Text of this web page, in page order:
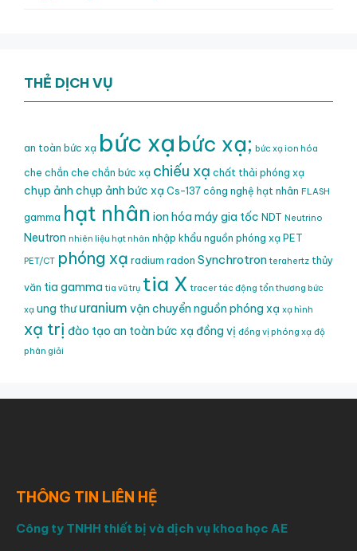
THẺ DỊCH VỤ
an toàn bức xạ bức xạ bức xạ; bức xạ ion hóa
che chắn che chắn bức xạ chiếu xạ chất thải phóng xạ
chụp ảnh chụp ảnh bức xạ Cs-137 công nghệ hạt nhân FLASH
gamma hạt nhân ion hóa máy gia tốc NDT Neutrino
Neutron nhiên liệu hạt nhân nhập khẩu nguồn phóng xạ PET
PET/CT phóng xạ radium radon Synchrotron terahertz thủy
văn tia gamma tia vũ trụ tia X tracer tác động tổn thương bức
xạ ung thư uranium vận chuyển nguồn phóng xạ xạ hình
xạ trị đào tạo an toàn bức xạ đồng vị đồng vị phóng xạ độ
phân giải
THÔNG TIN LIÊN HỆ
Công ty TNHH thiết bị và dịch vụ khoa học AE